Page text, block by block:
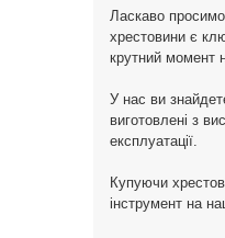
Ласкаво
хрестовини є
крутний момент
У нас ви
виготовлені з
експлуатації.
Купуючи
інструмент на